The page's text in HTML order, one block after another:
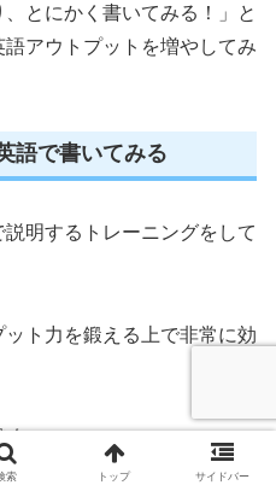
、とにかく書いてみる！」と
アウトプットを増やしてみ
語で書いてみる
明するトレーニングをして
ト力を鍛える上で非常に効
く
索 トップ サイドバー